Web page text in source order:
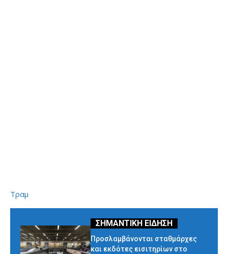
Τραμ
Προσλαμβάνονται σταθμάρχες
και εκδότες εισιτηρίων στο